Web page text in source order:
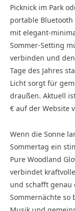
Picknick im Park
portable
mit elegant-
Sommer-Setting
verbinden und
Tage des Jahres
Licht sorgt für
draußen. Aktuell
€ auf der Website
Wenn die Sonne
Sommertag ein
Pure Woodland
verbindet
und schafft genau
Sommernächte so